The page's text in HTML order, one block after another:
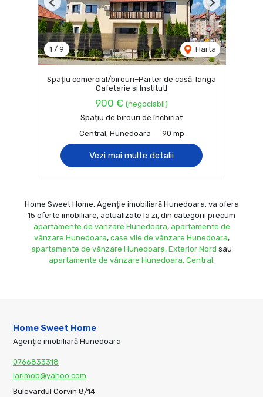
1 / 9 Harta
Previous Next
Spațiu comercial/birouri–Parter de casă, langa
Cafetarie si Institut!
900 € (negociabil)
Spațiu de birouri de închiriat
Central, Hunedoara
90 mp
Vezi mai multe detalii
Home Sweet Home, Agenție imobiliară Hunedoara, va ofera
15 oferte imobiliare, actualizate la zi, din categorii precum
apartamente de vânzare Hunedoara, apartamente de
vânzare Hunedoara, case vile de vânzare Hunedoara,
apartamente de vânzare Hunedoara, Exterior Nord sau
apartamente de vânzare Hunedoara, Central.
Home Sweet Home
Agenție imobiliară Hunedoara
0766833318
larimob@yahoo.com
Bulevardul Corvin 8/14